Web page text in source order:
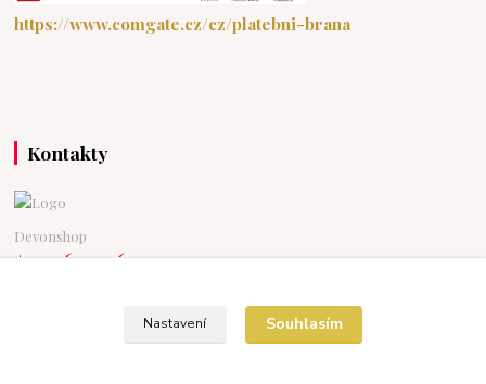
https://www.comgate.cz/cz/platebni-brana
Kontakty
Devonshop
+420 607976211
devonshop@centrum.cz
Nastavení Souhlasím